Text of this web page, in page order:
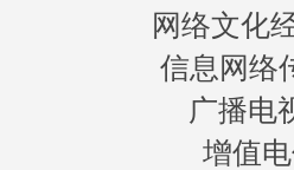
网络文化
信息网络
广播电
增值